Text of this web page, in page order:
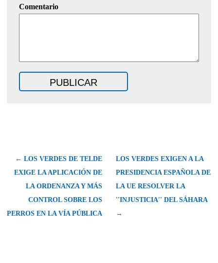
Comentario
← LOS VERDES DE TELDE
EXIGE LA APLICACIÓN DE
LA ORDENANZA Y MÁS
CONTROL SOBRE LOS
PERROS EN LA VÍA PÚBLICA
LOS VERDES EXIGEN A LA
PRESIDENCIA ESPAÑOLA DE
LA UE RESOLVER LA
''INJUSTICIA'' DEL SÁHARA
→